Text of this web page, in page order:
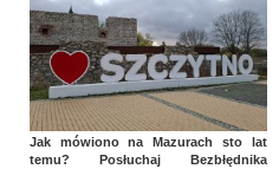
Jak mówiono na Mazurach sto lat
temu? Posłuchaj Bezbłędnika